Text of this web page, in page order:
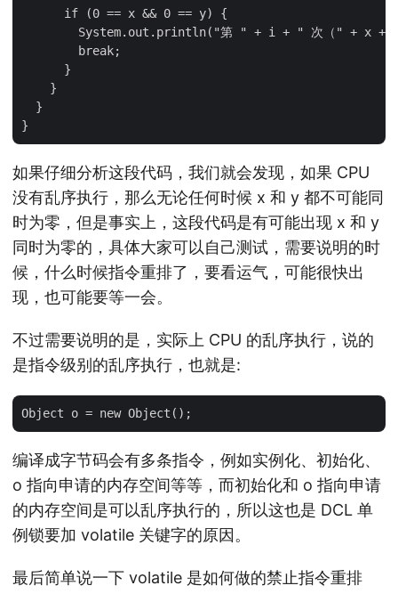
      if (0 == x && 0 == y) {
System.out.println("第 " + i + " 次（" + x +
        break;
      }
    }
  }
如果仔细分析这段代码，我们就会发现，如果 CPU
没有乱序执行，那么无论任何时候 x 和 y 都不可能同
时为零，但是事实上，这段代码是有可能出现 x 和 y
同时为零的，具体大家可以自己测试，需要说明的时
候，什么时候指令重排了，要看运气，可能很快出
现，也可能要等一会。
不过需要说明的是，实际上 CPU 的乱序执行，说的
是指令级别的乱序执行，也就是:
编译成字节码会有多条指令，例如实例化、初始化、
o 指向申请的内存空间等等，而初始化和 o 指向申请
的内存空间是可以乱序执行的，所以这也是 DCL 单
例锁要加 volatile 关键字的原因。
最后简单说一下 volatile 是如何做的禁止指令重排